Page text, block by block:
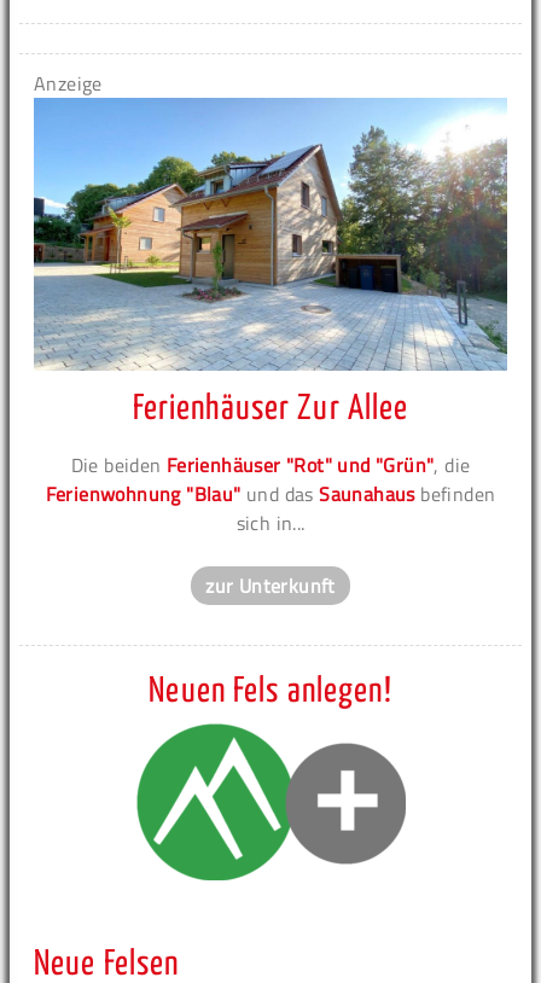
Anzeige
Ferienhäuser Zur Allee
Die beiden Ferienhäuser "Rot" und "Grün", die
Ferienwohnung "Blau" und dasSaunahausbefinden
sich in...
zur Unterkunft
Neuen Fels anlegen!
Neue Felsen